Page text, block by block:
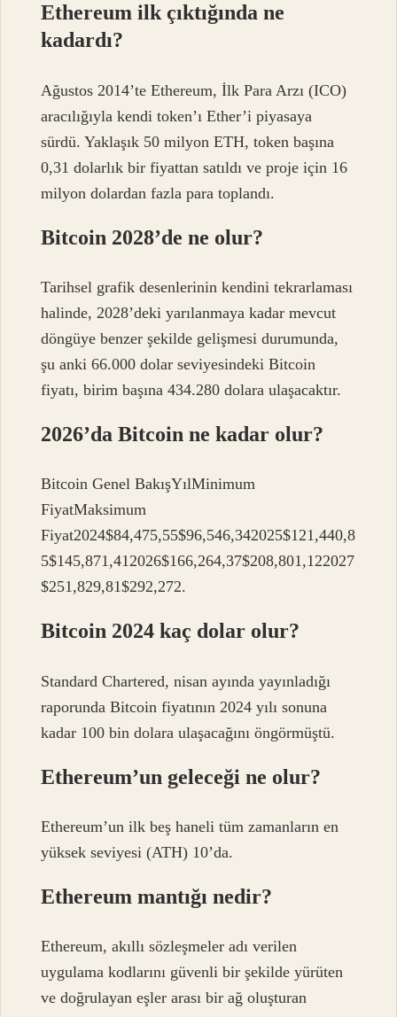
Ethereum ilk çıktığında ne
kadardı?
Ağustos 2014’te Ethereum, İlk Para Arzı (ICO)
aracılığıyla kendi token’ı Ether’i piyasaya
sürdü. Yaklaşık 50 milyon ETH, token başına
0,31 dolarlık bir fiyattan satıldı ve proje için 16
milyon dolardan fazla para toplandı.
Bitcoin 2028’de ne olur?
Tarihsel grafik desenlerinin kendini tekrarlaması
halinde, 2028’deki yarılanmaya kadar mevcut
döngüye benzer şekilde gelişmesi durumunda,
şu anki 66.000 dolar seviyesindeki Bitcoin
fiyatı, birim başına 434.280 dolara ulaşacaktır.
2026’da Bitcoin ne kadar olur?
Bitcoin Genel BakışYılMinimum
FiyatMaksimum
Fiyat2024$84,475,55$96,546,342025$121,440,8
5$145,871,412026$166,264,37$208,801,122027
$251,829,81$292,272.
Bitcoin 2024 kaç dolar olur?
Standard Chartered, nisan ayında yayınladığı
raporunda Bitcoin fiyatının 2024 yılı sonuna
kadar 100 bin dolara ulaşacağını öngörmüştü.
Ethereum’un geleceği ne olur?
Ethereum’un ilk beş haneli tüm zamanların en
yüksek seviyesi (ATH) 10’da.
Ethereum mantığı nedir?
Ethereum, akıllı sözleşmeler adı verilen
uygulama kodlarını güvenli bir şekilde yürüten
ve doğrulayan eşler arası bir ağ oluşturan